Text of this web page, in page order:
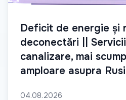
Deficit de energie și
deconectări ||
canalizare, mai
amploare asupra
04.08.2026